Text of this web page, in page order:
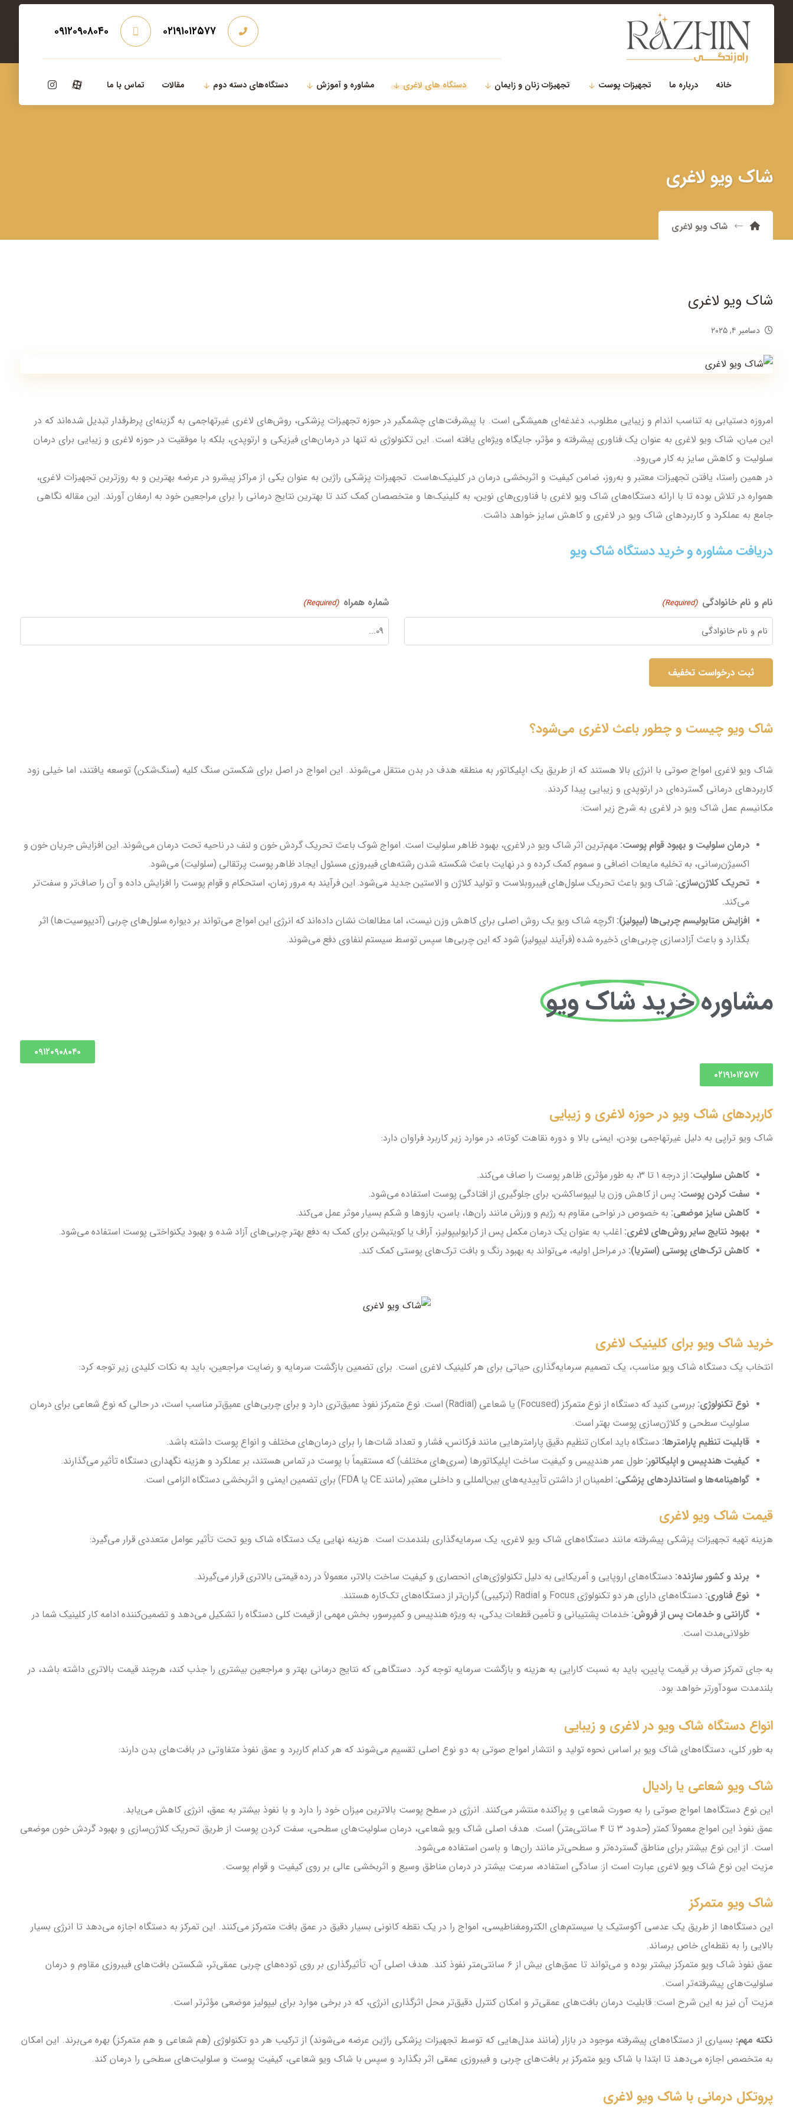
۰۲۱-۲۲۹۰۰۷۵۶
۰۹۱۲۰۹۰۸۰۴۰ ۰۲۱۹۱۰۱۲۵۷۷
خانه درباره ما تجهیزات پوست تجهیزات زنان و زایمان دستگاه های لاغری مشاوره و آموزش دستگاه‌های دسته دوم مقالات تماس با ما
شاک ویو لاغری
شاک ویو لاغری
شاک ویو لاغری
دسامبر ۴, ۲۰۲۵
امروزه دستیابی به تناسب اندام و زیبایی مطلوب، دغدغه‌ای همیشگی است. با پیشرفت‌های چشمگیر در حوزه تجهیزات پزشکی، روش‌های لاغری غیرتهاجمی به گزینه‌ای پرطرفدار تبدیل شده‌اند که در
این میان، شاک ویو لاغری به عنوان یک فناوری پیشرفته و مؤثر، جایگاه ویژه‌ای یافته است. این تکنولوژی نه تنها در درمان‌های فیزیکی و ارتوپدی، بلکه با موفقیت در حوزه لاغری و زیبایی برای درمان
سلولیت و کاهش سایز به کار می‌رود.
در همین راستا، یافتن تجهیزات معتبر و به‌روز، ضامن کیفیت و اثربخشی درمان در کلینیک‌هاست. تجهیزات پزشکی راژین به عنوان یکی از مراکز پیشرو در عرضه بهترین و به روزترین تجهیزات لاغری،
همواره در تلاش بوده تا با ارائه دستگاه‌های شاک ویو لاغری با فناوری‌های نوین، به کلینیک‌ها و متخصصان کمک کند تا بهترین نتایج درمانی را برای مراجعین خود به ارمغان آورند. این مقاله نگاهی
جامع به عملکرد و کاربردهای شاک ویو در لاغری و کاهش سایز خواهد داشت.
دریافت مشاوره و خرید دستگاه شاک ویو
نام و نام خانوادگی (Required) شماره همراه (Required)
شاک ویو چیست و چطور باعث لاغری می‌شود؟
شاک ویو لاغری امواج صوتی با انرژی بالا هستند که از طریق یک اپلیکاتور به منطقه هدف در بدن منتقل می‌شوند. این امواج در اصل برای شکستن سنگ کلیه (سنگ‌شکن) توسعه یافتند، اما خیلی زود
کاربردهای درمانی گسترده‌ای در ارتوپدی و زیبایی پیدا کردند.
مکانیسم عمل شاک ویو در لاغری به شرح زیر است:
درمان سلولیت و بهبود قوام پوست: مهم‌ترین اثر شاک ویو در لاغری، بهبود ظاهر سلولیت است. امواج شوک باعث تحریک گردش خون و لنف در ناحیه تحت درمان می‌شوند. این افزایش جریان خون و
اکسیژن‌رسانی، به تخلیه مایعات اضافی و سموم کمک کرده و در نهایت باعث شکسته شدن رشته‌های فیبروزی مسئول ایجاد ظاهر پوست پرتقالی (سلولیت) می‌شود.
تحریک کلاژن‌سازی: شاک ویو باعث تحریک سلول‌های فیبروبلاست و تولید کلاژن و الاستین جدید می‌شود. این فرآیند به مرور زمان، استحکام و قوام پوست را افزایش داده و آن را صاف‌تر و سفت‌تر
می‌کند.
افزایش متابولیسم چربی‌ها (لیپولیز): اگرچه شاک ویو یک روش اصلی برای کاهش وزن نیست، اما مطالعات نشان داده‌اند که انرژی این امواج می‌تواند بر دیواره سلول‌های چربی (آدیپوسیت‌ها) اثر
بگذارد و باعث آزادسازی چربی‌های ذخیره شده (فرآیند لیپولیز) شود که این چربی‌ها سپس توسط سیستم لنفاوی دفع می‌شوند.
مشاورهخرید شاک ویو
۰۹۱۲۰۹۰۸۰۴۰
۰۲۱۹۱۰۱۲۵۷۷
کاربردهای شاک ویو در حوزه لاغری و زیبایی
شاک ویو تراپی به دلیل غیرتهاجمی بودن، ایمنی بالا و دوره نقاهت کوتاه، در موارد زیر کاربرد فراوان دارد:
کاهش سلولیت: از درجه ۱ تا ۳، به طور مؤثری ظاهر پوست را صاف می‌کند.
سفت کردن پوست: پس از کاهش وزن یا لیپوساکشن، برای جلوگیری از افتادگی پوست استفاده می‌شود.
کاهش سایز موضعی: به خصوص در نواحی مقاوم به رژیم و ورزش مانند ران‌ها، باسن، بازوها و شکم بسیار موثر عمل می‌کند.
بهبود نتایج سایر روش‌های لاغری: اغلب به عنوان یک درمان مکمل پس از کرایولیپولیز، آراف یا کویتیشن برای کمک به دفع بهتر چربی‌های آزاد شده و بهبود یکنواختی پوست استفاده می‌شود.
کاهش ترک‌های پوستی (استریا): در مراحل اولیه، می‌تواند به بهبود رنگ و بافت ترک‌های پوستی کمک کند.
خرید شاک ویو برای کلینیک لاغری
انتخاب یک دستگاه شاک ویو مناسب، یک تصمیم سرمایه‌گذاری حیاتی برای هر کلینیک لاغری است. برای تضمین بازگشت سرمایه و رضایت مراجعین، باید به نکات کلیدی زیر توجه کرد:
نوع تکنولوژی:
بررسی کنید که دستگاه از نوع متمرکز (Focused) یا شعاعی (Radial) است. نوع متمرکز نفوذ عمیق‌تری دارد و برای چربی‌های عمیق‌تر مناسب است، در حالی که نوع شعاعی برای درمان
سلولیت سطحی و کلاژن‌سازی پوست بهتر است.
قابلیت تنظیم پارامترها: دستگاه باید امکان تنظیم دقیق پارامترهایی مانند فرکانس، فشار و تعداد شات‌ها را برای درمان‌های مختلف و انواع پوست داشته باشد.
کیفیت هندپیس و اپلیکاتور: طول عمر هندپیس و کیفیت ساخت اپلیکاتورها (سری‌های مختلف) که مستقیماً با پوست در تماس هستند، بر عملکرد و هزینه نگهداری دستگاه تأثیر می‌گذارند.
گواهینامه‌ها و استانداردهای پزشکی: اطمینان از داشتن تأییدیه‌های بین‌المللی و داخلی معتبر (مانند CE یا FDA) برای تضمین ایمنی و اثربخشی دستگاه الزامی است.
قیمت شاک ویو لاغری
هزینه تهیه تجهیزات پزشکی پیشرفته مانند دستگاه‌های شاک ویو لاغری، یک سرمایه‌گذاری بلندمدت است. هزینه نهایی یک دستگاه شاک ویو تحت تأثیر عوامل متعددی قرار می‌گیرد:
برند و کشور سازنده: دستگاه‌های اروپایی و آمریکایی به دلیل تکنولوژی‌های انحصاری و کیفیت ساخت بالاتر، معمولاً در رده قیمتی بالاتری قرار می‌گیرند.
نوع فناوری: دستگاه‌های دارای هر دو تکنولوژی Focus و Radial (ترکیبی) گران‌تر از دستگاه‌های تک‌کاره هستند.
گارانتی و خدمات پس از فروش: خدمات پشتیبانی و تأمین قطعات یدکی، به ویژه هندپیس و کمپرسور، بخش مهمی از قیمت کلی دستگاه را تشکیل می‌دهد و تضمین‌کننده ادامه کار کلینیک شما در
طولانی‌مدت است.
به جای تمرکز صرف بر قیمت پایین، باید به نسبت کارایی به هزینه و بازگشت سرمایه توجه کرد. دستگاهی که نتایج درمانی بهتر و مراجعین بیشتری را جذب کند، هرچند قیمت بالاتری داشته باشد، در
بلندمدت سودآورتر خواهد بود.
انواع دستگاه شاک ویو در لاغری و زیبایی
به طور کلی، دستگاه‌های شاک ویو بر اساس نحوه تولید و انتشار امواج صوتی به دو نوع اصلی تقسیم می‌شوند که هر کدام کاربرد و عمق نفوذ متفاوتی در بافت‌های بدن دارند:
شاک ویو شعاعی یا رادیال
این نوع دستگاه‌ها امواج صوتی را به صورت شعاعی و پراکنده منتشر می‌کنند. انرژی در سطح پوست بالاترین میزان خود را دارد و با نفوذ بیشتر به عمق، انرژی کاهش می‌یابد.
عمق نفوذ این امواج معمولاً کمتر (حدود ۳ تا ۴ سانتی‌متر) است. هدف اصلی شاک ویو شعاعی، درمان سلولیت‌های سطحی، سفت کردن پوست از طریق تحریک کلاژن‌سازی و بهبود گردش خون موضعی
است. از این نوع بیشتر برای مناطق گسترده‌تر و سطحی‌تر مانند ران‌ها و باسن استفاده می‌شود.
مزیت این نوع شاک ویو لاغری عبارت است از: سادگی استفاده، سرعت بیشتر در درمان مناطق وسیع و اثربخشی عالی بر روی کیفیت و قوام پوست.
شاک ویو متمرکز
این دستگاه‌ها از طریق یک عدسی آکوستیک یا سیستم‌های الکترومغناطیسی، امواج را در یک نقطه کانونی بسیار دقیق در عمق بافت متمرکز می‌کنند. این تمرکز به دستگاه اجازه می‌دهد تا انرژی بسیار
بالایی را به نقطه‌ای خاص برساند.
عمق نفوذ شاک ویو متمرکز بیشتر بوده و می‌تواند تا عمق‌های بیش از ۶ سانتی‌متر نفوذ کند. هدف اصلی آن، تأثیرگذاری بر روی توده‌های چربی عمقی‌تر، شکستن بافت‌های فیبروزی مقاوم و درمان
سلولیت‌های پیشرفته‌تر است.
مزیت آن نیز به این شرح است: قابلیت درمان بافت‌های عمقی‌تر و امکان کنترل دقیق‌تر محل اثرگذاری انرژی، که در برخی موارد برای لیپولیز موضعی مؤثرتر است.
نکته مهم: بسیاری از دستگاه‌های پیشرفته موجود در بازار (مانند مدل‌هایی که توسط تجهیزات پزشکی راژین عرضه می‌شوند) از ترکیب هر دو تکنولوژی (هم شعاعی و هم متمرکز) بهره می‌برند. این امکان
به متخصص اجازه می‌دهد تا ابتدا با شاک ویو متمرکز بر بافت‌های چربی و فیبروزی عمقی اثر بگذارد و سپس با شاک ویو شعاعی، کیفیت پوست و سلولیت‌های سطحی را درمان کند.
پروتکل درمانی با شاک ویو لاغری